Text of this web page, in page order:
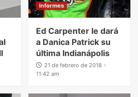
Informes
Ed Carpenter le dará
a Danica Patrick su
última Indianápolis
21 de febrero de 2018 -
11:42 am